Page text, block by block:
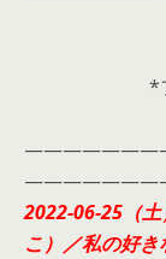
*
2022-06-25（
こ）／私の好き